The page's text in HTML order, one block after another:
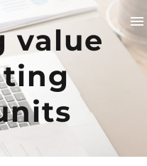
value